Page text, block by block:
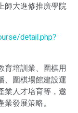
師大進修推廣學院
detail.php?
育培訓業、圍棋用
、圍棋場館建設運
業人才培育等，邀
發展策略。